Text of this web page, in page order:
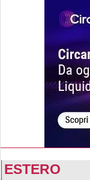
ESTERO